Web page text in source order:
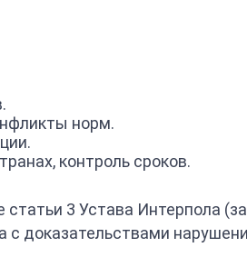
норм.
контроль сроков.
3 Устава Интерпола
доказательствами